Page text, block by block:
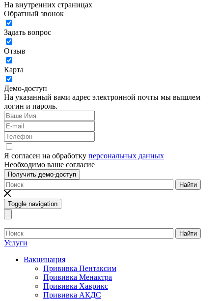
На внутренних страницах
Обратный звонок
Задать вопрос
Отзыв
Карта
Демо-доступ
На указанный вами адрес электронной почты мы вышлем
логин и пароль.
Я согласен на обработку персональных данных
Необходимо ваше согласие
Получить демо-доступ
Найти
Toggle navigation
Найти
Услуги
Вакцинация
Прививка Пентаксим
Прививка Менактра
Прививка Хаврикс
Прививка АКДС